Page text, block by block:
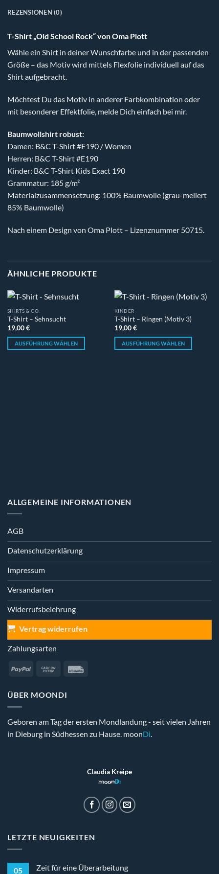
REZENSIONEN (0)
T-Shirt „Old School Rock“ von Oma Plott
Wähle ein Shirt in deiner Wunschfarbe und in der passenden
Größe – das Motiv wird mittels Flexfolie individuell auf das
Shirt aufgebracht.
Möchtest Du das Motiv in anderer Farbkombination oder
mit besonderer Effektfolie, melde Dich einfach bei mir.
Baumwollshirt robust:
Damen: B&C T-Shirt #E190 / Women
Herren: B&C T-Shirt #E190
Kinder: B&C T-Shirt Kids Exact 190
Grammatur: 185 g/m²
Materialzusammensetzung: 100% Baumwolle (grau-meliert
85% Baumwolle)
Nach einem Design von Oma Plott – Lizenznummer 50715.
ÄHNLICHE PRODUKTE
SHIRTS & CO.
T-Shirt – Sehnsucht
19,00€
AUSFÜHRUNG WÄHLEN
KINDER
T-Shirt – Ringen (Motiv 3)
19,00€
AUSFÜHRUNG WÄHLEN
ALLGEMEINE INFORMATIONEN
AGB
Datenschutzerklärung
Impressum
Versandarten
Widerrufsbelehrung
Vertrag widerrufen
Zahlungsarten
PayPal
Cash
Pickup
ÜBER MOONDI
Geboren am Tag der ersten Mondlandung - seit vielen Jahren
in Dieburg in Südhessen zu Hause. moonDi.
Claudia Kreipe
moonDi
LETZTE NEUIGKEITEN
05 Zeit für eine Überarbeitung